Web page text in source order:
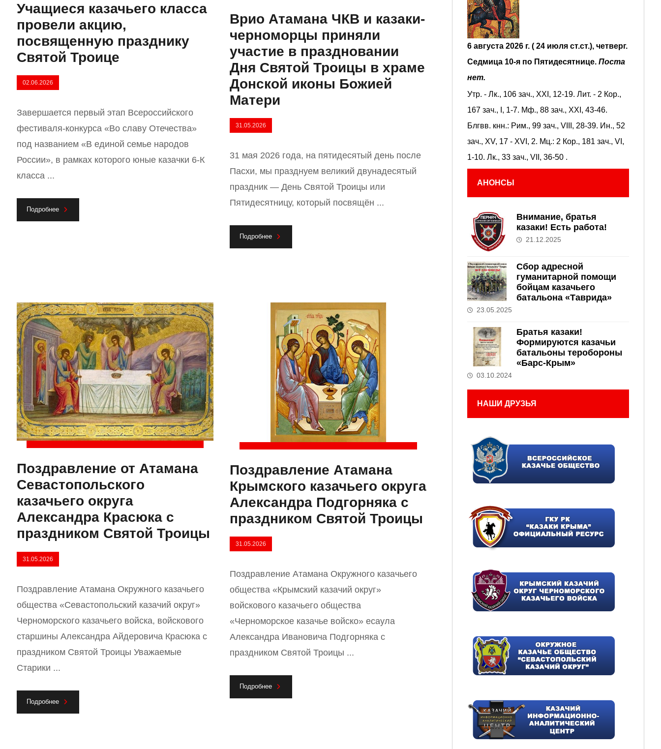
Учащиеся казачьего класса
провели акцию,
посвященную празднику
Святой Троице
02.06.2026
Завершается первый этап Всероссийского
фестиваля-конкурса «Во славу Отечества»
под названием «В единой семье народов
России», в рамках которого юные казачки 6-К
класса ...
Подробнее
Врио Атамана ЧКВ и казаки-
черноморцы приняли
участие в праздновании
Дня Святой Троицы в храме
Донской иконы Божией
Матери
31.05.2026
31 мая 2026 года, на пятидесятый день после
Пасхи, мы празднуем великий двунадесятый
праздник — День Святой Троицы или
Пятидесятницу, который посвящён ...
Подробнее
Поздравление от Атамана
Севастопольского
казачьего округа
Александра Красюка с
праздником Святой Троицы
31.05.2026
Поздравление Атамана Окружного казачьего
общества «Севастопольский казачий округ»
Черноморского казачьего войска, войскового
старшины Александра Айдеровича Красюка с
праздником Святой Троицы Уважаемые
Старики ...
Подробнее
Поздравление Атамана
Крымского казачьего округа
Александра Подгорняка с
праздником Святой Троицы
31.05.2026
Поздравление Атамана Окружного казачьего
общества «Крымский казачий округ»
войскового казачьего общества
«Черноморское казачье войско» есаула
Александра Ивановича Подгорняка с
праздником Святой Троицы ...
Подробнее
6 августа 2026 г. ( 24 июля ст.ст.), четверг.
Седмица 10-я по Пятидесятнице. Поста
нет.
Утр. - Лк., 106 зач., XXI, 12-19. Лит. - 2 Кор.,
167 зач., I, 1-7. Мф., 88 зач., XXI, 43-46.
Блгвв. кнн.: Рим., 99 зач., VIII, 28-39. Ин., 52
зач., XV, 17 - XVI, 2. Мц.: 2 Кор., 181 зач., VI,
1-10. Лк., 33 зач., VII, 36-50 .
АНОНСЫ
Внимание, братья
казаки! Есть работа!
21.12.2025
Сбор адресной
гуманитарной помощи
бойцам казачьего
батальона «Таврида»
23.05.2025
Братья казаки!
Формируются казачьи
батальоны теробороны
«Барс-Крым»
03.10.2024
НАШИ ДРУЗЬЯ